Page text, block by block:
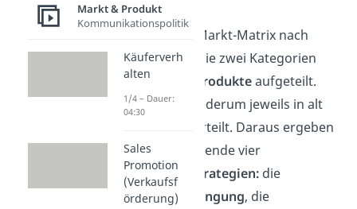
Die Produkt-Markt-Matrix nach
Ansoff, ist in die zwei Kategorien
Märkte
Produkteaufgeteilt.
Diese sind wiederum jeweils in alt
und neu unterteilt. Daraus ergeben
sich dann folgende vier
Wachstumsstrategien:die
Markdurchdringung, die
Markt & Produkt
Kommunikationspolitik
Käuferverh
alten
1/4 – Dauer:
04:30
Sales
Promotion
(Verkaufsf
örderung)